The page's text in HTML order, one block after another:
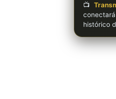
📺
histórico